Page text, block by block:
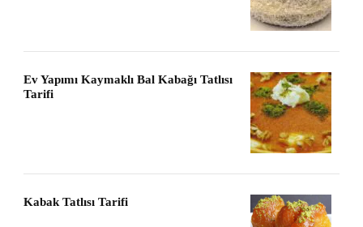
Ev Yapımı Kaymaklı Bal Kabağı Tatlısı
Tarifi
Kabak Tatlısı Tarifi